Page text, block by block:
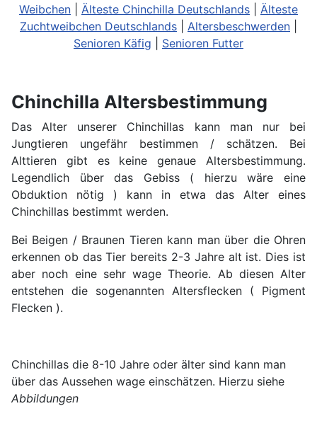
Weibchen
Älteste Chinchilla Deutschlands
Älteste
Zuchtweibchen Deutschlands
Altersbeschwerden
Senioren Käfig
Senioren Futter
Chinchilla Altersbestimmung
Das Alter unserer Chinchillas kann man nur bei
Jungtieren ungefähr bestimmen / schätzen. Bei
Alttieren gibt es keine genaue Altersbestimmung.
Legendlich über das Gebiss ( hierzu wäre eine
Obduktion nötig ) kann in etwa das Alter eines
Chinchillas bestimmt werden.
Bei Beigen / Braunen Tieren kann man über die Ohren
erkennen ob das Tier bereits 2-3 Jahre alt ist. Dies ist
aber noch eine sehr wage Theorie. Ab diesen Alter
entstehen die sogenannten Altersflecken ( Pigment
Flecken ).
Chinchillas die 8-10 Jahre oder älter sind kann man
über das Aussehen wage einschätzen. Hierzu siehe
Abbildungen